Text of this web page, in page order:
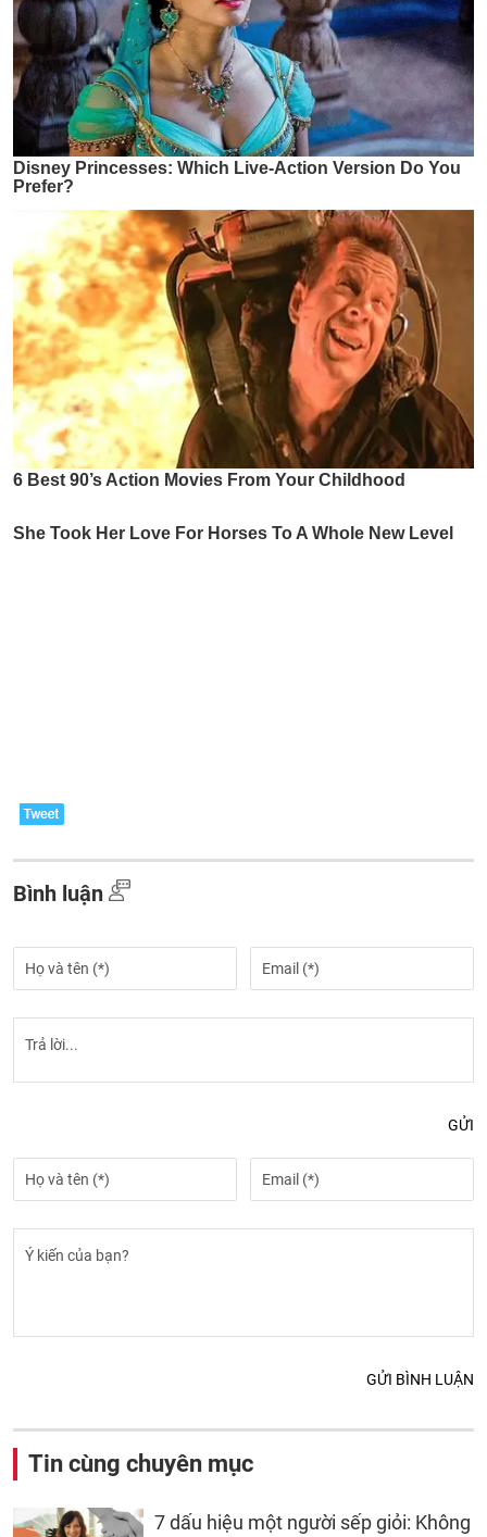
Bình luận
GỬI
GỬI BÌNH LUẬN
Tin cùng chuyên mục
7 dấu hiệu một người sếp giỏi: Không